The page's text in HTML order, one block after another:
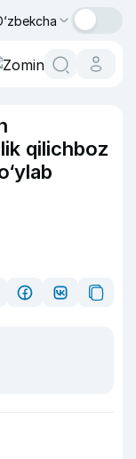
qilichboz